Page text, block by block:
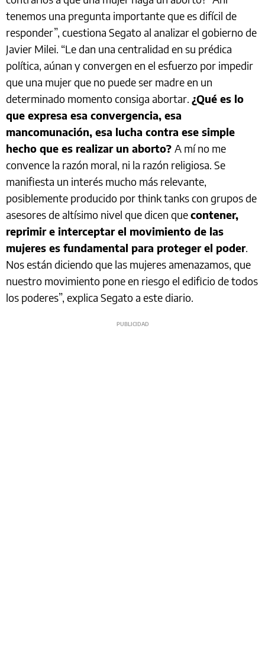
tenemos una pregunta importante que es difícil de
responder”, cuestiona Segato al analizar el gobierno de
Javier Milei. “Le dan una centralidad en su prédica
política, aúnan y convergen en el esfuerzo por impedir
que una mujer que no puede ser madre en un
determinado momento consiga abortar. ¿Qué es lo
que expresa esa convergencia, esa
mancomunación, esa lucha contra ese simple
hecho que es realizar un aborto? A mí no me
convence la razón moral, ni la razón religiosa. Se
manifiesta un interés mucho más relevante,
posiblemente producido por think tanks con grupos de
asesores de altísimo nivel que dicen quecontener,
reprimir e interceptar el movimiento de las
mujeres es fundamental para proteger el poder.
Nos están diciendo que las mujeres amenazamos, que
nuestro movimiento pone en riesgo el edificio de todos
los poderes”, explica Segato a este diario.